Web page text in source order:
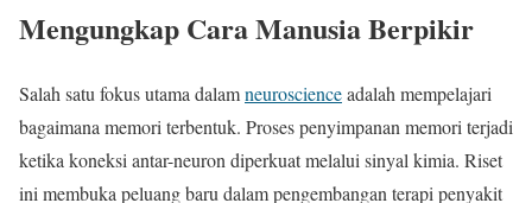
Mengungkap Cara Manusia Berpikir
Salah satu fokus utama dalamneuroscienceadalah mempelajari
bagaimana memori terbentuk. Proses penyimpanan memori terjadi
ketika koneksi antar-neuron diperkuat melalui sinyal kimia. Riset
ini membuka peluang baru dalam pengembangan terapi penyakit